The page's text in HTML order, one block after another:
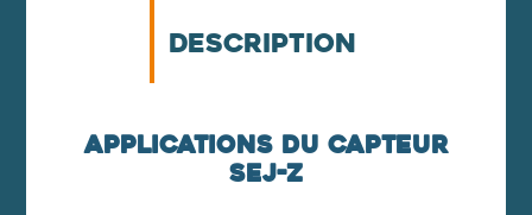
Description
Applications du capteur
SEJ-Z